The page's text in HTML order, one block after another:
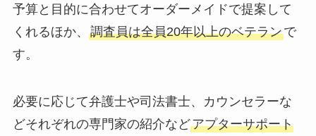
予算と目的に合わせてオーダーメイドで提案して
くれるほか、 調査員は全員20年以上のベテランで
す。
必要に応じて弁護士や司法書士、カウンセラーな
どそれぞれの専門家の紹介などアプターサポート